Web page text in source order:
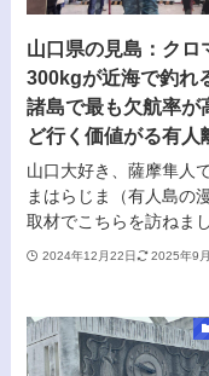
山口県の見島：クロ
300kgが近海で釣れ
諸島で最も欠航率が
ど行く価値がる有人
山口大好き、薩摩隼人で
まはらじま（有人島の漫
取材でこちらを訪ねま
2024年12月22日 2025年9